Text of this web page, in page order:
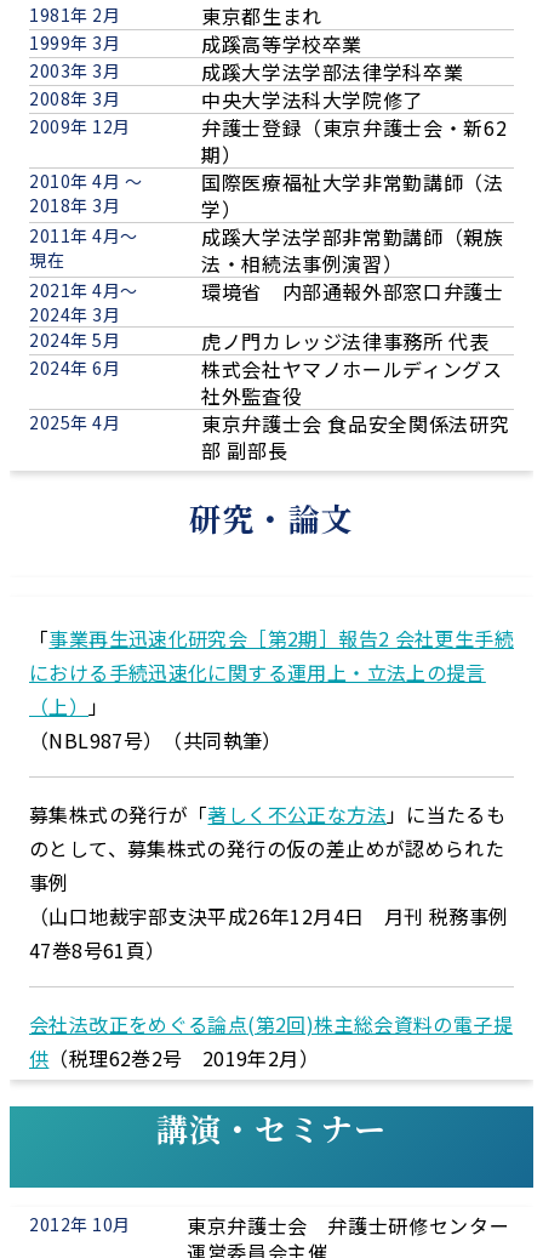
1981年 2月 東京都生まれ
1999年 3月 成蹊高等学校卒業
2003年 3月 成蹊大学法学部法律学科卒業
2008年 3月 中央大学法科大学院修了
2009年 12月
弁護士登録（東京弁護士会・新62
期）
2010年 4月 ～
2018年 3月
国際医療福祉大学非常勤講師（法
学）
2011年 4月～
現在
成蹊大学法学部非常勤講師（親族
法・相続法事例演習）
2021年 4月～
2024年 3月
環境省 内部通報外部窓口弁護士
2024年 5月 虎ノ門カレッジ法律事務所 代表
2024年 6月
株式会社ヤマノホールディングス
社外監査役
2025年 4月
東京弁護士会 食品安全関係法研究
部 副部長
研究・論文
「事業再生迅速化研究会［第2期］報告2 会社更生手続
における手続迅速化に関する運用上・立法上の提言
（上）」
（NBL987号）（共同執筆）
募集株式の発行が「著しく不公正な方法」に当たるも
のとして、募集株式の発行の仮の差止めが認められた
事例
（山口地裁宇部支決平成26年12月4日 月刊 税務事例
47巻8号61頁）
会社法改正をめぐる論点(第2回)株主総会資料の電子提
供 （税理62巻2号 2019年2月）
講演・セミナー
2012年 10月
東京弁護士会 弁護士研修センター
運営委員会主催